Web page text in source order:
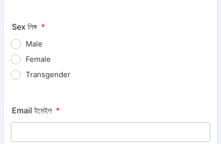
Sex লিঙ্গ *
Male
Female
Transgender
Email ইমেইল *